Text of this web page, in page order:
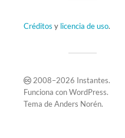
Créditos y licencia de uso.
2008–2026 Instantes.
Funciona conWordPress.
Tema deAnders Norén.